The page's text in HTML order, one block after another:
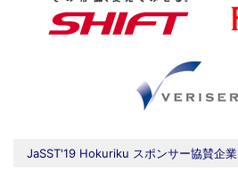
JaSST'19 Hokuriku スポンサー協賛企業